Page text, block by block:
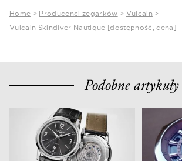
Home > Producenci zegarków > Vulcain >
Vulcain Skindiver Nautique [dostępność, cena]
Podobne artykuły